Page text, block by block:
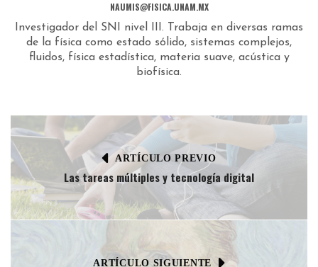
NAUMIS@FISICA.UNAM.MX
Investigador del SNI nivel III. Trabaja en diversas ramas
de la física como estado sólido, sistemas complejos,
fluidos, física estadística, materia suave, acústica y
biofísica.
ARTÍCULO PREVIO
Las tareas múltiples y tecnología digital
ARTÍCULO SIGUIENTE